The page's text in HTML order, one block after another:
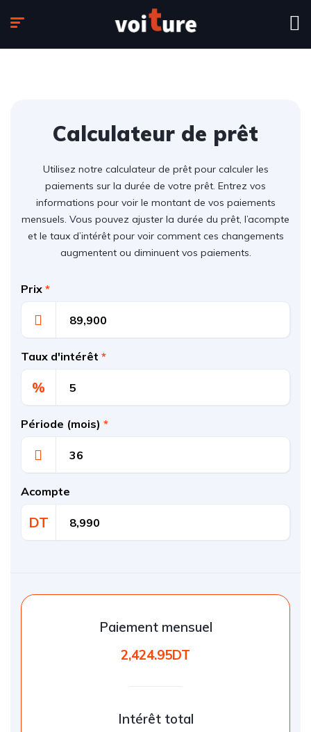
Calculateur de prêt
Utilisez notre calculateur de prêt pour calculer les
paiements sur la durée de votre prêt. Entrez vos
informations pour voir le montant de vos paiements
mensuels. Vous pouvez ajuster la durée du prêt, l’acompte
et le taux d’intérêt pour voir comment ces changements
augmentent ou diminuent vos paiements.
Prix *
Taux d'intérêt *
%
Période (mois) *
Acompte
DT
Paiement mensuel
2,424.95DT
Intérêt total